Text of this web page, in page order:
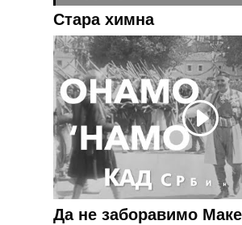
Стара химна
Да не заборавимо